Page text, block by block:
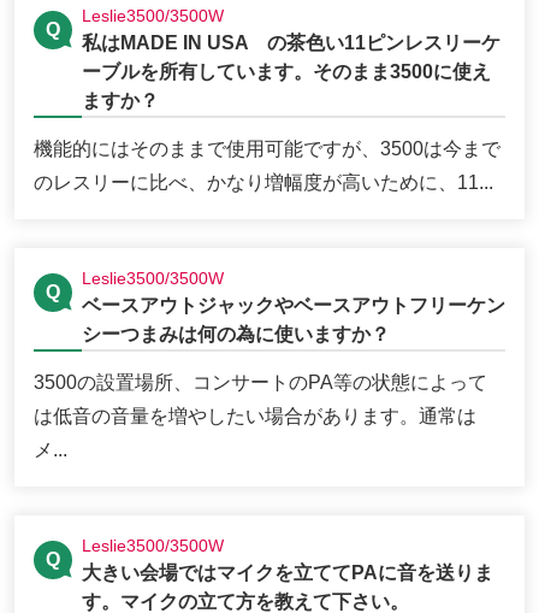
Leslie3500/3500W
私はMADE IN USA の茶色い11ピンレスリーケ
ーブルを所有しています。そのまま3500に使え
ますか？
機能的にはそのままで使用可能ですが、3500は今まで
のレスリーに比べ、かなり増幅度が高いために、11...
Leslie3500/3500W
ベースアウトジャックやベースアウトフリーケン
シーつまみは何の為に使いますか？
3500の設置場所、コンサートのPA等の状態によって
は低音の音量を増やしたい場合があります。通常は
メ...
Leslie3500/3500W
大きい会場ではマイクを立ててPAに音を送りま
す。マイクの立て方を教えて下さい。